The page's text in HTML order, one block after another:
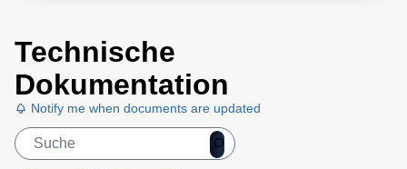
Technische
Dokumentation
Notify me when documents are updated